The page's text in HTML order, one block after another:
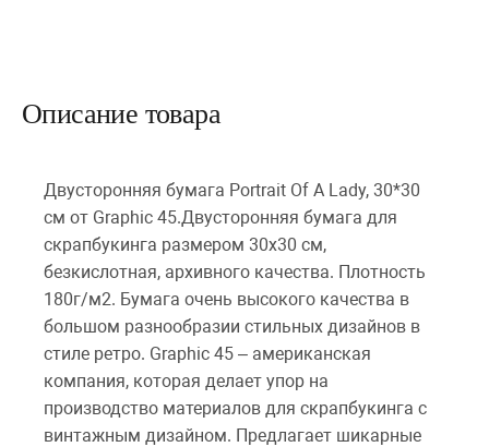
Описание товара
Двусторонняя бумага Portrait Of A Lady, 30*30
см от Graphic 45.Двусторонняя бумага для
скрапбукинга размером 30х30 см,
безкислотная, архивного качества. Плотность
180г/м2. Бумага очень высокого качества в
большом разнообразии стильных дизайнов в
стиле ретро. Graphic 45 – американская
компания, которая делает упор на
производство материалов для скрапбукинга с
винтажным дизайном. Предлагает шикарные